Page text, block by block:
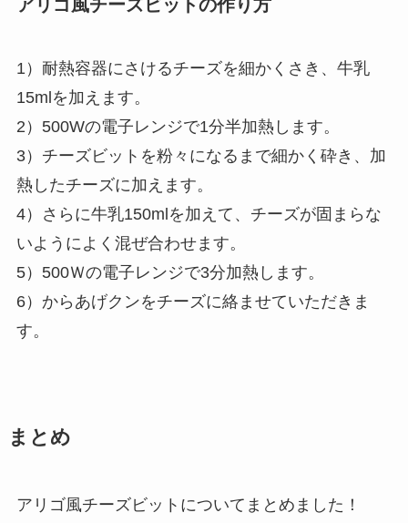
アリゴ風チーズビットの作り方
1）耐熱容器にさけるチーズを細かくさき、牛乳
15mlを加えます。
2）500Wの電子レンジで1分半加熱します。
3）チーズビットを粉々になるまで細かく砕き、加
熱したチーズに加えます。
4）さらに牛乳150mlを加えて、チーズが固まらな
いようによく混ぜ合わせます。
5）500Ｗの電子レンジで3分加熱します。
6）からあげクンをチーズに絡ませていただきま
す。
まとめ
アリゴ風チーズビットについてまとめました！